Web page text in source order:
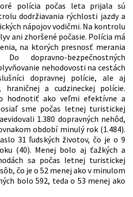
polícia počas leta prijala sú
dodržiavania rýchlosti jazdy a
nápojov vodičmi. Na kontrolu
ani zhoršené počasie. Polícia má
na ktorých presnosť merania
dopravno-bezpečnostných
nehodovosti na cestách
dopravnej polície, ale aj
hraničnej a cudzineckej polície.
hodnotiť ako veľmi efektívne a
sme počas letnej turistickej
1.380 dopravných nehôd,
období minulý rok (1.484).
31 ľudských životov, čo je o 9
(40). Menej bolo aj ťažkých a
sa počas letnej turistickej
čo je o 52 menej ako v minulom
bolo 592, teda o 53 menej ako